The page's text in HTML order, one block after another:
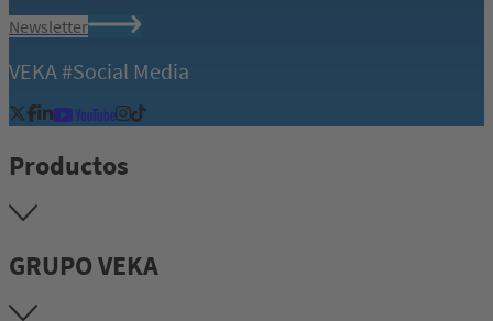
Newsletter
VEKA #Social Media
Productos
GRUPO VEKA